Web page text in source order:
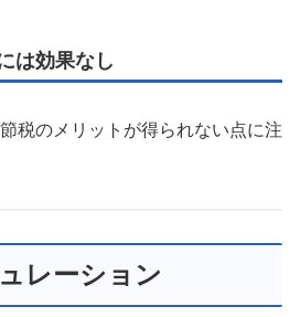
は効果なし
税のメリットが得られない点に注
レーション